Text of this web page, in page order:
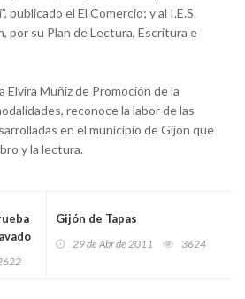
publicado el El Comercio; y al I.E.S.
por su Plan de Lectura, Escritura e
Elvira Muñiz de Promoción de la
reconoce la labor de las
en el municipio de Gijón que
y la lectura.
Gijón de Tapas
29 de Abr de 2011 3624